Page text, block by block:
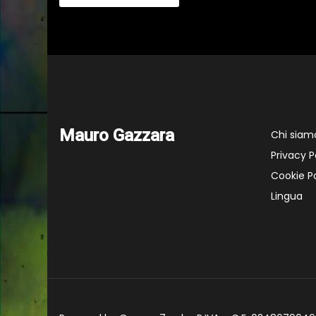
Mauro Gazzara
Chi
Privacy
Cookie
Lingua